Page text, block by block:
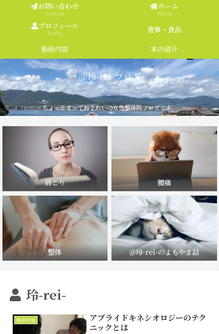
＠玲-rei-ブログ
ちょっとまってね♪れいの女性整体院ブログです。
お問い合わせ
Contact
ホーム
Home
プロフィール
Profile
食事・食品
施術内容
本の紹介
肩こり 腰痛
整体 ＠玲-rei-のよもやま話
玲-rei-
施術内容
アプライドキネシオロジーのテク
ニックとは